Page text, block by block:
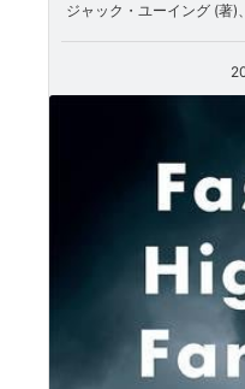
ジャック・ユーイング (著)